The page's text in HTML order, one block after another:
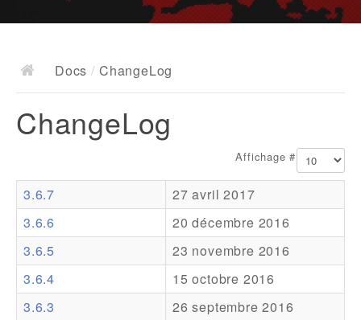
Docs
Documentation
Ressources
Addons
Theme Packs
Translation Packs
Docs / ChangeLog
ChangeLog
Affichage #
3.6.7
27 avril 2017
3.6.6
20 décembre 2016
3.6.5
23 novembre 2016
3.6.4
15 octobre 2016
3.6.3
26 septembre 2016